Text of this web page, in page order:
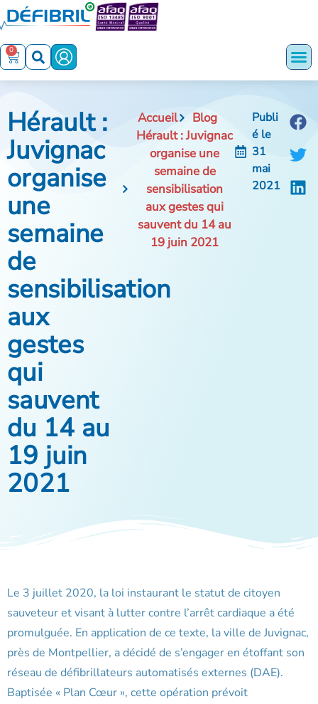
0
Hérault :
Juvignac
organise
une
semaine
de
sensibilisation
aux
gestes
qui
sauvent
du 14 au
19 juin
2021
Accueil
Blog
Hérault : Juvignac
organise une
semaine de
sensibilisation
aux gestes qui
sauvent du 14 au
19 juin 2021
Publi
é le
31
mai
2021
Le 3 juillet 2020, la loi instaurant le statut de citoyen
sauveteur et visant à lutter contre l’arrêt cardiaque a été
promulguée. En application de ce texte, la ville de Juvignac,
près de Montpellier, a décidé de s’engager en étoffant son
réseau de défibrillateurs automatisés externes (DAE).
Baptisée « Plan Cœur », cette opération prévoit